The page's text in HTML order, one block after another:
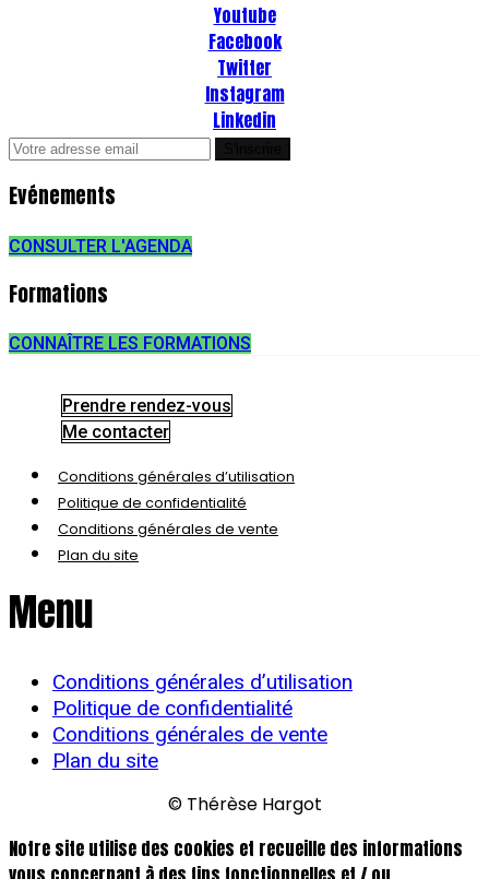
Youtube
Facebook
Twitter
Instagram
Linkedin
Evénements
CONSULTER L'AGENDA
Formations
CONNAÎTRE LES FORMATIONS
Prendre rendez-vous
Me contacter
Conditions générales d’utilisation
Politique de confidentialité
Conditions générales de vente
Plan du site
Menu
Conditions générales d’utilisation
Politique de confidentialité
Conditions générales de vente
Plan du site
© Thérèse Hargot
Notre site utilise des cookies et recueille des informations